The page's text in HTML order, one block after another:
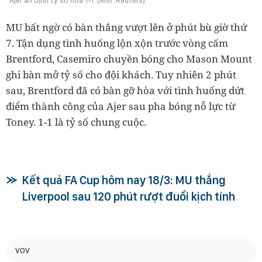
MU bất ngờ có bàn thắng vượt lên ở phút bù giờ thứ
7. Tận dụng tình huống lộn xộn trước vòng cấm
Brentford, Casemiro chuyền bóng cho Mason Mount
ghi bàn mở tỷ số cho đội khách. Tuy nhiên 2 phút
sau, Brentford đã có bàn gỡ hòa với tình huống dứt
điểm thành công của Ajer sau pha bóng nỗ lực từ
Toney. 1-1 là tỷ số chung cuộc.
Kết quả FA Cup hôm nay 18/3: MU thắng
Liverpool sau 120 phút rượt đuổi kịch tính
VOV